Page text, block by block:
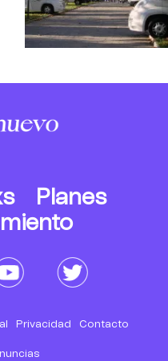
Planes
Privacidad Contacto